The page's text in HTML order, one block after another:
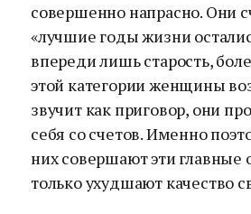
совершенно напрасно. Они
«лучшие годы жизни
впереди лишь старость,
этой категории женщины
звучит как приговор, они
себя со счетов. Именно
них совершают эти
только ухудшают качество